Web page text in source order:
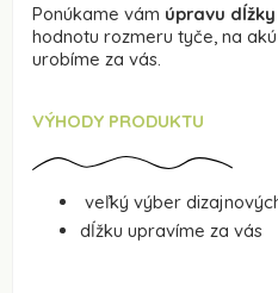
Ponúkame vám úpravu dĺžky
hodnotu rozmeru tyče, na
urobíme za vás.
VÝHODY PRODUKTU
veľký výber
dĺžku upravíme za vás